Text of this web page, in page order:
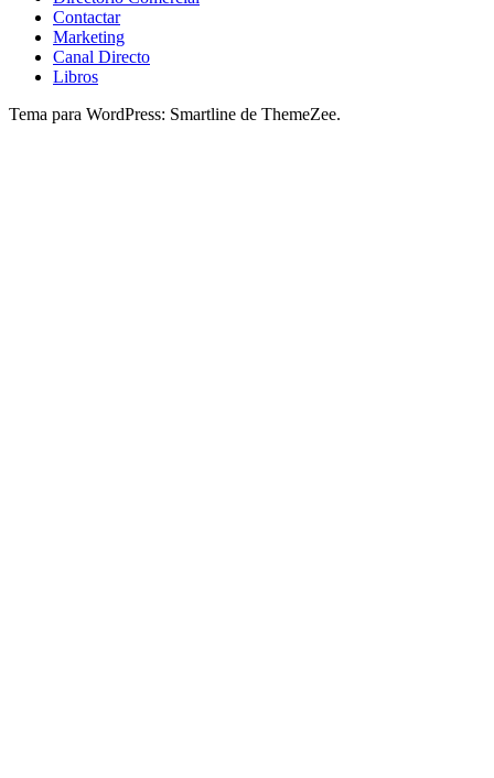
Contactar
Marketing
Canal Directo
Libros
Tema para WordPress: Smartline de ThemeZee.